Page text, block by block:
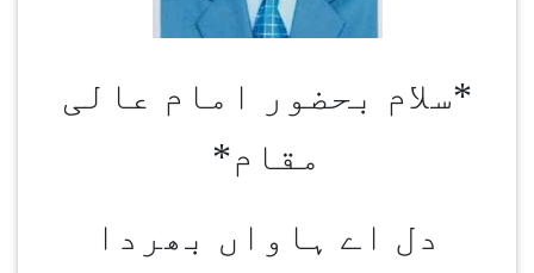
*سلام بحضور امام عالی
مقام*
دل اے ہاواں بھردا